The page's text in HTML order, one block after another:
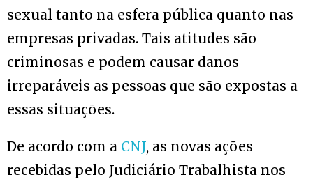
sexual tanto na esfera pública quanto nas
empresas privadas. Tais atitudes são
criminosas e podem causar danos
irreparáveis as pessoas que são expostas a
essas situações.
De acordo com a CNJ, as novas ações
recebidas pelo Judiciário Trabalhista nos